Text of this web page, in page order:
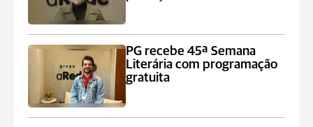
PG recebe 45ª Semana
Literária com programação
gratuita